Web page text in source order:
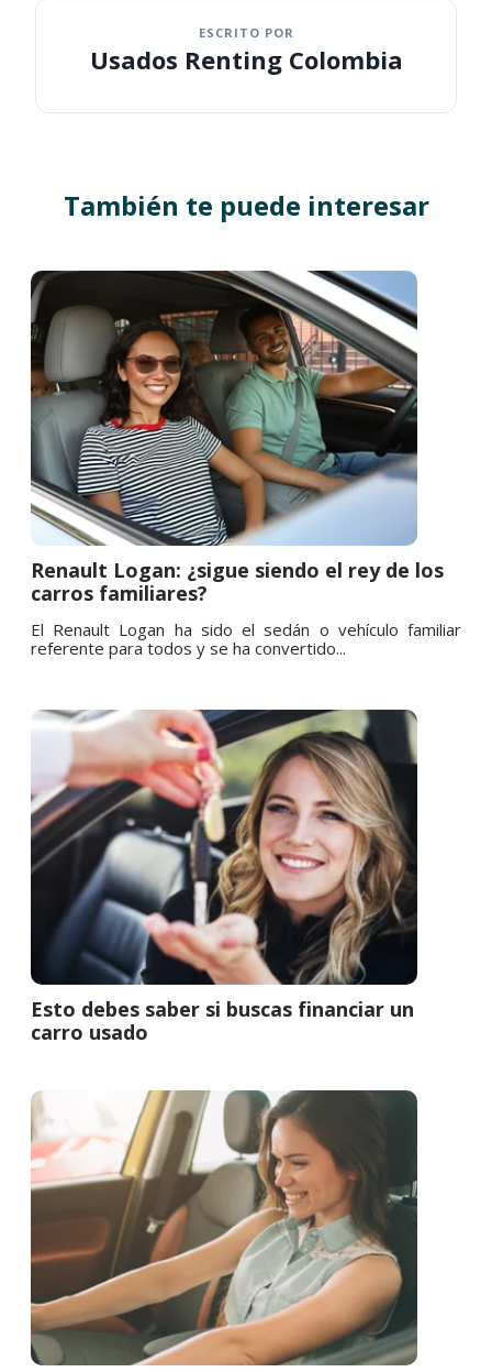
ESCRITO POR
Usados Renting Colombia
También te puede interesar
Renault Logan: ¿sigue siendo el rey de los
carros familiares?
El Renault Logan ha sido el sedán o vehículo familiar
referente para todos y se ha convertido...
Esto debes saber si buscas financiar un
carro usado